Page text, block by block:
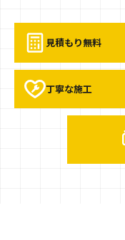
見積もり無料
丁寧な施工